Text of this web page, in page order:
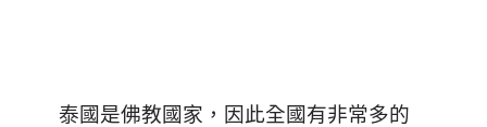
泰國是佛教國家，因此全國有非常多的